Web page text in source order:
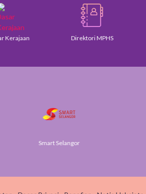
Kerajaan Direktori MPHS
Smart Selangor